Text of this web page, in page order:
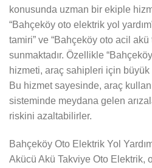
konusunda uzman bir ekiple
“Bahçeköy oto elektrik yol
tamiri” ve “Bahçeköy oto acil
sunmaktadır. Özellikle
hizmeti, araç sahipleri için büyük
Bu hizmet sayesinde, araç
sisteminde meydana gelen
riskini azaltabilirler.
Bahçeköy Oto Elektrik Yol
Akücü Akü Takviye Oto Elektrik,